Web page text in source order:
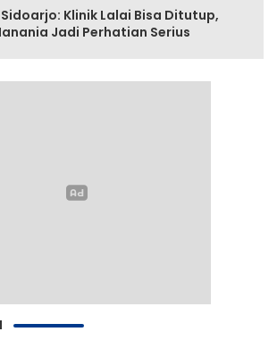
Klinik Lalai Bisa Ditutup,
Jadi Perhatian Serius